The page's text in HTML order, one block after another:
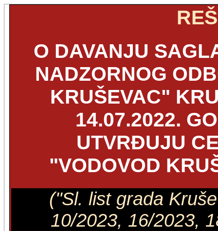
O DAVANJU
NADZORNOG
KRUŠEVAC"
14.07.2022.
UTVRĐUJU
"VODOVOD
("Sl. list grada
10/2023, 16/2023,